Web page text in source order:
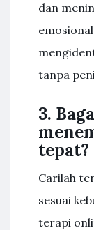
dan
tanpa
3.
tepat?
Carilah
sesuai
terapi